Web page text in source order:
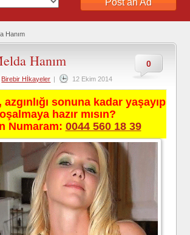
Post an Ad
Hanım
0
Hanım
Birebir Hİkayeler | 12 Ekim 2014
sonuna kadar yaşayıp
hazır mısın?
Numaram: 0044 560 18 39